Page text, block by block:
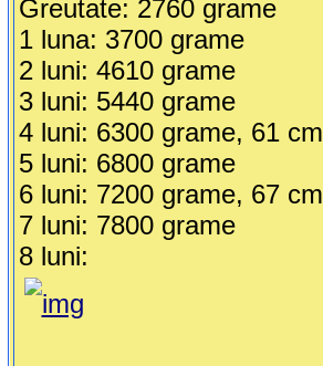
Greutate: 2760 grame
1 luna: 3700 grame
2 luni: 4610 grame
3 luni: 5440 grame
4 luni: 6300 grame, 61 cm
5 luni: 6800 grame
6 luni: 7200 grame, 67 cm
7 luni: 7800 grame
8 luni: